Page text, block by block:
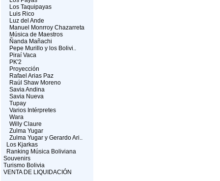
Los Taquipayas
Luis Rico
Luz del Ande
Manuel Monrroy Chazarreta
Música de Maestros
Ñanda Mañachi
Pepe Murillo y los Bolivi..
Piraí Vaca
PK'2
Proyección
Rafael Arias Paz
Raúl Shaw Moreno
Savia Andina
Savia Nueva
Tupay
Varios Intérpretes
Wara
Willy Claure
Zulma Yugar
Zulma Yugar y Gerardo Ari..
Los Kjarkas
Ranking Música Boliviana
Souvenirs
Turismo Bolivia
VENTA DE LIQUIDACIÓN